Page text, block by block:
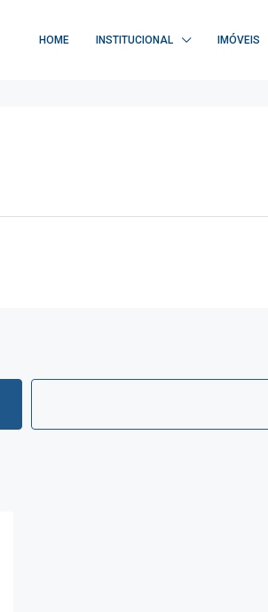
HOME INSTITUCIONAL IMÓVEIS